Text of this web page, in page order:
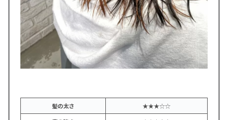
髪の太さ
★★★☆☆